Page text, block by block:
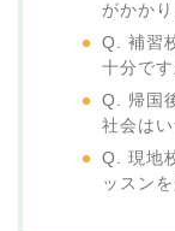
がかか
Q. 補習
十分です
Q. 帰国
社会は
Q. 現地
ッスン